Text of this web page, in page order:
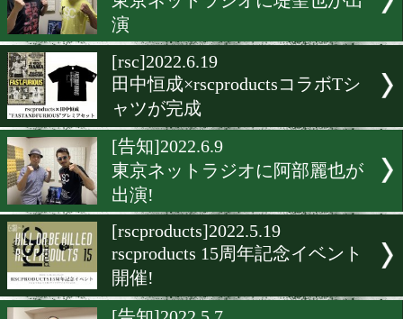
[rsc]2022.9.25
rscproductsが袴田巌チャリ
シャツを販売
[勝ち予想]2022.9.15
京口vs拳四朗の勝ち予想は
分五分!
[告知]2022.9.6
東京ネットラジオに武市晃
レーナーが出演